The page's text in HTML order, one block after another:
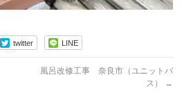
twitter LINE
風呂改修工事 奈良市（ユニットバ
ス）
→